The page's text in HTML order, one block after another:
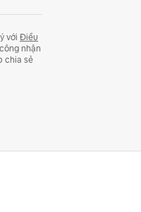
với Điều
nhận
chia sẻ